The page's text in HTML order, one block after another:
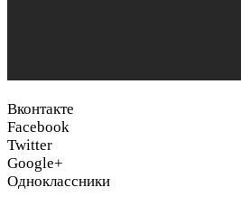
Вконтакте
Facebook
Twitter
Google+
Одноклассники